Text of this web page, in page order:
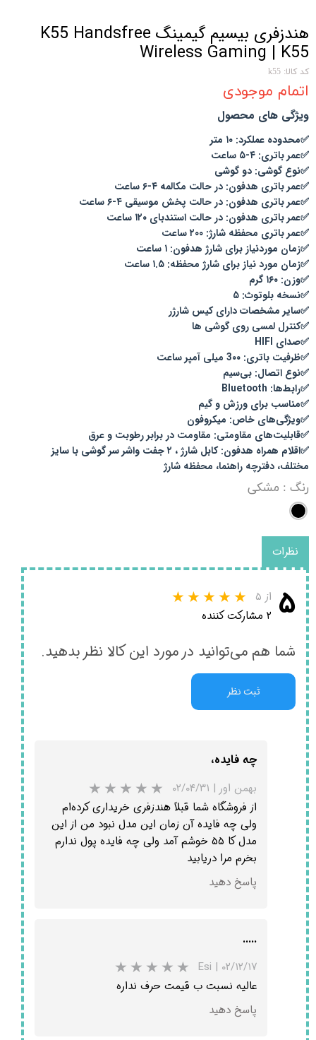
هندزفری بیسیم گیمینگ K55 Handsfree
Wireless Gaming | K55
کد کالا: k55
اتمام موجودی
ویژگی های محصول
✅محدوده عملکرد: ۱۰ متر
✅عمر باتری: ۴-۵ ساعت
✅نوع گوشی: دو گوشی
✅عمر باتری هدفون: در حالت مکالمه ۴-۶ ساعت
✅عمر باتری هدفون: در حالت پخش موسیقی ۴-۶ ساعت
✅عمر باتری هدفون: در حالت استندبای ۱۲۰ ساعت
✅عمر باتری محفظه شارژ: ۲۰۰ ساعت
✅زمان موردنیاز برای شارژ هدفون: ۱ ساعت
✅زمان مورد نیاز برای شارژ محفظه: ۱.۵ ساعت
✅وزن: ۱۶۰ گرم
✅نسخه بلوتوث: ۵
✅سایر مشخصات دارای کیس شارژر
✅کنترل لمسی روی گوشی ها
✅صدای HIFI
✅ظرفیت باتری: 3۰۰ میلی آمپر ساعت
✅نوع اتصال: بی‌سیم
✅رابط‌ها: Bluetooth
✅مناسب برای ورزش و گیم
✅ویژگی‌های خاص: میکروفون
✅قابلیت‌های مقاومتی: مقاومت در برابر رطوبت و عرق
✅اقلام همراه هدفون: کابل شارژ ، ۲ جفت واشر سر گوشی با سایز
مختلف، دفترچه راهنما، محفظه شارژ
رنگ : مشکی
نظرات
۵ از ۵
۲ مشارکت کننده
شما هم می‌توانید در مورد این کالا نظر بدهید.
ثبت نظر
چه فایده،
بهمن اور | ۰۲/۰۴/۳۱
از فروشگاه شما قبلاً هندزفری خریداری کرده‌ام
ولی چه فایده آن زمان این مدل نبود من از این
مدل کا ۵۵ خوشم آمد ولی چه فایده پول ندارم
بخرم مرا دریابید
پاسخ دهید
.....
Esi | ۰۲/۱۲/۱۷
عالیه نسبت ب قيمت حرف نداره
پاسخ دهید